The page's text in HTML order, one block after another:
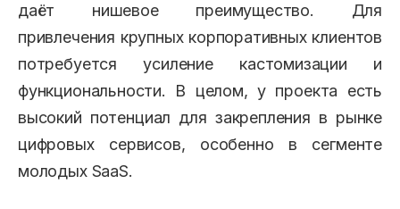
даёт нишевое преимущество. Для
привлечения крупных корпоративных клиентов
потребуется усиление кастомизации и
функциональности. В целом, у проекта есть
высокий потенциал для закрепления в рынке
цифровых сервисов, особенно в сегменте
молодых SaaS.